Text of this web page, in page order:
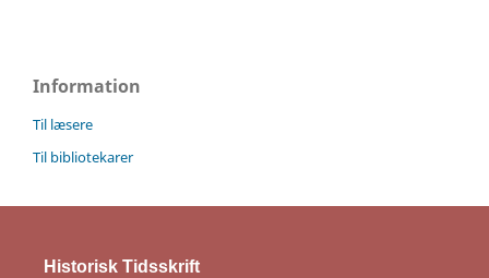
Information
Til læsere
Til bibliotekarer
Historisk Tidsskrift